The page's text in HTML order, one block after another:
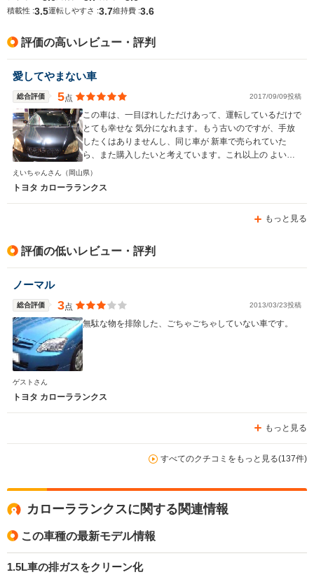
排気量
駆動方式
1496～1795cc
FF、4WD
積載性 :3.5運転しやすさ :3.7維持費 :3.6
評価の高いレビュー・評判
愛してやまない車
総合評価 5点 2017/09/09投稿
この車は、一目ぼれしただけあって、運転しているだけで
とても幸せな 気分になれます。もう古いのですが、手放
したくはありませんし、同じ車が 新車で売られていた
ら、また購入したいと考えています。これ以上の よい車
と巡り合えるかどうか、と考えると、とても不安になるく
らい、 今の車は大好きです。
えいちゃんさん （岡山県）
トヨタ カローラランクス
もっと見る
評価の低いレビュー・評判
ノーマル
総合評価 3点 2013/03/23投稿
無駄な物を排除した、ごちゃごちゃしていない車です。
ゲストさん
トヨタ カローラランクス
もっと見る
すべてのクチコミをもっと見る(137件)
カローラランクスに関する関連情報
この車種の最新モデル情報
1.5L車の排ガスをクリーン化